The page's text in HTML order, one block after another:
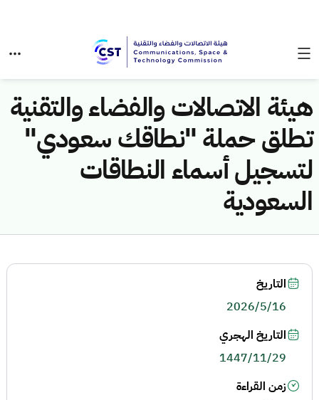
هيئة الاتصالات والفضاء والتقنية
تطلق حملة "نطاقك سعودي"
لتسجيل أسماء النطاقات
السعودية
التاريخ
2026/5/16
التاريخ الهجري
1447/11/29
زمن القراءة